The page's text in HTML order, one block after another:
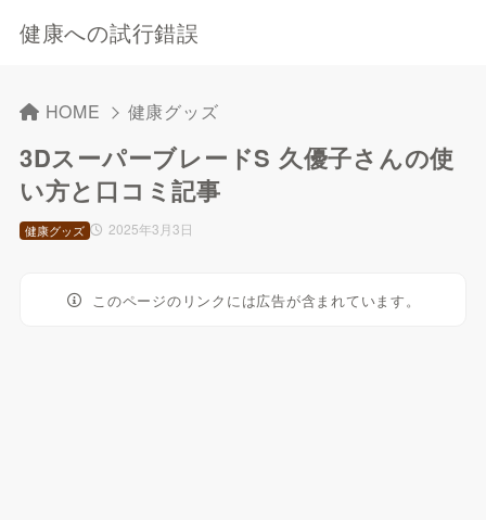
健康への試行錯誤
HOME 健康グッズ
3DスーパーブレードS 久優子さんの使
い方と口コミ記事
2025年3月3日
健康グッズ
このページのリンクには広告が含まれています。